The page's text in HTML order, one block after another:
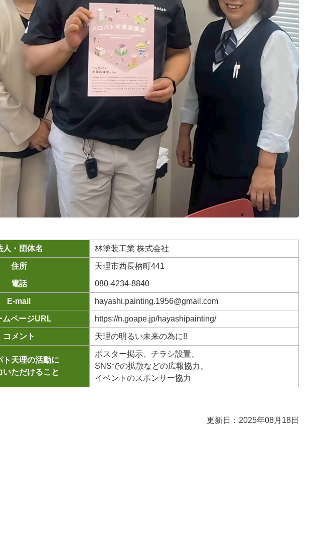
人・団体名 林塗装工業 株式会社
住所 天理市西長柄町441
電話 080-4234-8840
E-mail hayashi.painting.1956@gmail.com
ムページURL https://n.goape.jp/hayashipainting/
コメント 天理の明るい未来の為に!!
ト天理の活動に
いただけること
ポスター掲示、チラシ設置、
SNSでの拡散などの広報協力、
イベントのスポンサー協力
更新日：2025年08月18日